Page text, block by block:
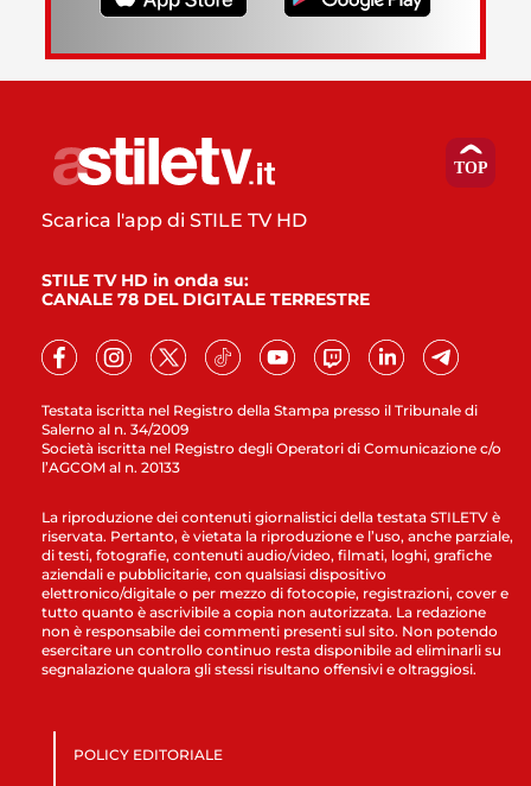
Testata iscritta nel Registro della Stampa presso il Tribunale di
Salerno al n. 34/2009
Società iscritta nel Registro degli Operatori di Comunicazione c/o
l’AGCOM al n. 20133
Scarica l'app di STILE TV HD
STILE TV HD in onda su:
CANALE 78 DEL DIGITALE TERRESTRE
La riproduzione dei contenuti giornalistici della testata STILETV è
riservata. Pertanto, è vietata la riproduzione e l’uso, anche parziale,
di testi, fotografie, contenuti audio/video, filmati, loghi, grafiche
aziendali e pubblicitarie, con qualsiasi dispositivo
elettronico/digitale o per mezzo di fotocopie, registrazioni, cover e
tutto quanto è ascrivibile a copia non autorizzata. La redazione
non è responsabile dei commenti presenti sul sito. Non potendo
esercitare un controllo continuo resta disponibile ad eliminarli su
segnalazione qualora gli stessi risultano offensivi e oltraggiosi.
POLICY EDITORIALE